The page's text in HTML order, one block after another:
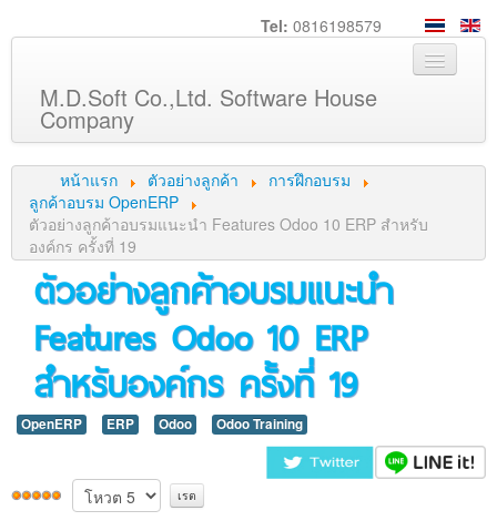
Tel: 0816198579
M.D.Soft Co.,Ltd. Software House
Company
หน้าหลัก
เกี่ยวกับเรา
บริการ
สินค้า
ลูกค้า
ภาพกิจกรรม
ร่วมงานกับเรา
ติดต่อเรา
หน้าแรก ตัวอย่างลูกค้า
การฝึกอบรม
ลูกค้าอบรม OpenERP
ตัวอย่างลูกค้าอบรมแนะนำ Features Odoo 10 ERP สำหรับ
องค์กร ครั้งที่ 19
ตัวอย่างลูกค้าอบรมแนะนำ
Features Odoo 10 ERP
สำหรับองค์กร ครั้งที่ 19
OpenERP ERP Odoo Odoo Training